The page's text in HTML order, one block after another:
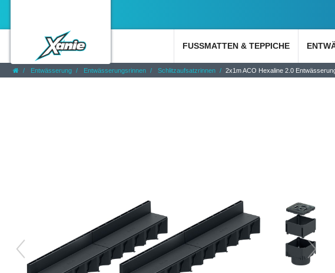
FUSSMATTEN & TEPPICHE
Entwässerung Entwässerungsrinnen Schlitzaufsatzrinnen 2x1m ACO Hexaline 2.0